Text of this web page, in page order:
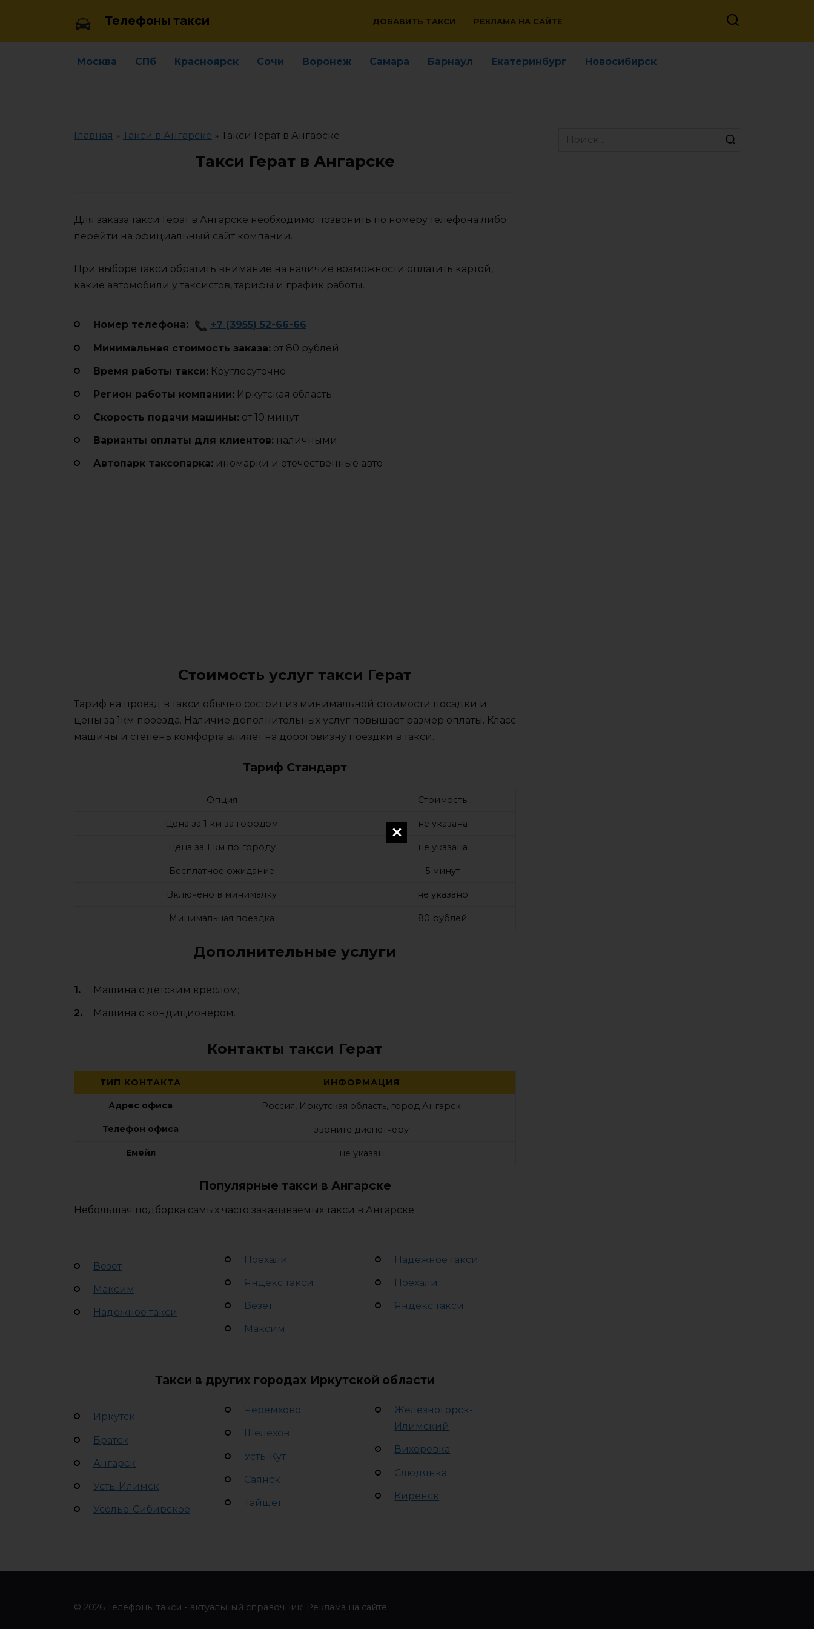
Телефоны такси ДОБАВИТЬ ТАКСИ РЕКЛАМА НА САЙТЕ
Москва СПб Красноярск Сочи Воронеж Самара Барнаул Екатеринбург Новосибирск
Главная » Такси в Ангарске » Такси Герат в Ангарске
Такси Герат в Ангарске
Для заказа такси Герат в Ангарске необходимо позвонить по номеру телефона либо
перейти на официальный сайт компании.
При выборе такси обратить внимание на наличие возможности оплатить картой,
какие автомобили у таксистов, тарифы и график работы.
Номер телефона: +7 (3955) 52-66-66
Минимальная стоимость заказа: от 80 рублей
Время работы такси: Круглосуточно
Регион работы компании: Иркутская область
Cкорость подачи машины: от 10 минут
Варианты оплаты для клиентов: наличными
Автопарк таксопарка: иномарки и отечественные авто
Стоимость услуг такси Герат
Тариф на проезд в такси обычно состоит из минимальной стоимости посадки и
цены за 1км проезда. Наличие дополнительных услуг повышает размер оплаты. Класс
машины и степень комфорта влияет на дороговизну поездки в такси.
Тариф Стандарт
Опция Стоимость
Цена за 1 км за городом не указана
Цена за 1 км по городу не указана
Бесплатное ожидание 5 минут
Включено в минималку не указано
Минимальная поездка 80 рублей
Дополнительные услуги
Машина с детским креслом;
Машина с кондиционером.
Контакты такси Герат
ТИП КОНТАКТА ИНФОРМАЦИЯ
Адрес офиса Россия, Иркутская область, город Ангарск
Телефон офиса звоните диспетчеру
Емейл не указан
Популярные такси в Ангарске
Небольшая подборка самых часто заказываемых такси в Ангарске.
Везет
Максим
Надежное такси
Поехали
Яндекс такси
Везет
Максим
Надежное такси
Поехали
Яндекс такси
Такси в других городах Иркутской области
Иркутск
Братск
Ангарск
Усть-Илимск
Усолье-Сибирское
Черемхово
Шелехов
Усть-Кут
Саянск
Тайшет
Железногорск-
Илимский
Вихоревка
Слюдянка
Киренск
Search
© 2026 Телефоны такси - актуальный справочник! Реклама на сайте